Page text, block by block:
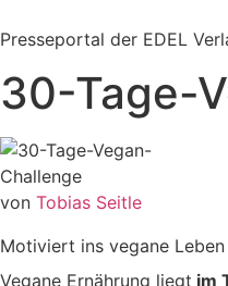
Inhalt
Presseportal der EDEL
30-Tage-
von Tobias Seitle
Motiviert ins vegane
Vegane Ernährung liegt im